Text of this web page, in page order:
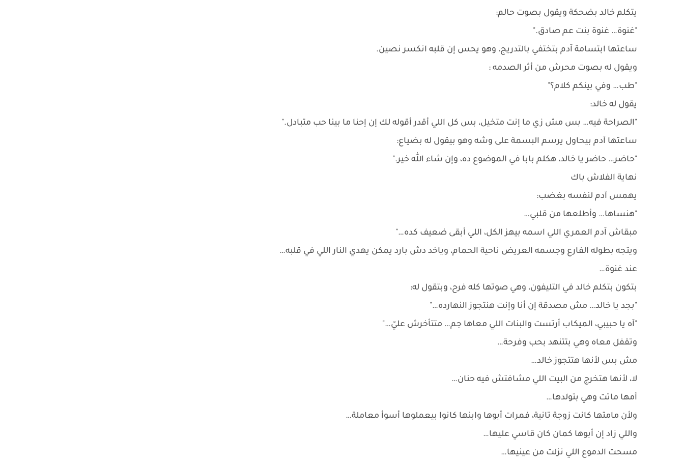
يتكلم خالد بضحكة ويقول بصوت حالم:
"غنوة… غنوة بنت عم صادق."
ساعتها ابتسامة آدم بتختفي بالتدريج، وهو يحس إن قلبه انكسر نصين.
ويقول له بصوت محرش من أثر الصدمه :
"طب… وفي بينكم كلام؟"
يقول له خالد:
"الصراحة فيه… بس مش زي ما إنت متخيل، بس كل اللي أقدر أقوله لك إن إحنا ما بينا حب متبادل."
ساعتها آدم بيحاول يرسم البسمة على وشه وهو بيقول له بضياع:
"حاضر… حاضر يا خالد، هكلم بابا في الموضوع ده، وإن شاء الله خير."
نهاية الفلاش باك
يهمس آدم لنفسه بغضب:
"هنساها… وأطلعها من قلبي…
مبقاش آدم العمري اللي اسمه بيهز الكل، اللي أبقى ضعيف كده…"
ويتجه بطوله الفارع وجسمه العريض ناحية الحمام، وياخد دش بارد يمكن يهدي النار اللي في قلبه…
عند غنوة…
بتكون بتكلم خالد في التليفون، وهي صوتها كله فرح، وبتقول له:
"بجد يا خالد… مش مصدقة إن أنا وإنت هنتجوز النهارده…"
"آه يا حبيبي، الميكاب أرتست والبنات اللي معاها جم… متتأخرش عليّ…"
وتقفل معاه وهي بتتنهد بحب وفرحة…
مش بس لأنها هتتجوز خالد…
لا، لأنها هتخرج من البيت اللي مشافتش فيه حنان…
أمها ماتت وهي بتولدها…
ولأن مامتها كانت زوجة تانية، فمرات أبوها وابنها كانوا بيعملوها أسوأ معاملة…
واللي زاد إن أبوها كمان كان قاسي عليها…
مسحت الدموع اللي نزلت من عينيها…